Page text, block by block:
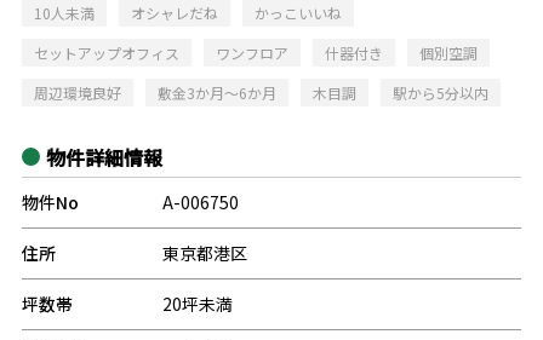
10人未満
オシャレだね
かっこいいね
セットアップオフィス
ワンフロア 什器付き
個別空調
周辺環境良好
敷金3か月～6か月 木目調 駅から5分以内
物件詳細情報
物件No A-006750
住所 東京都港区
坪数帯 20坪未満